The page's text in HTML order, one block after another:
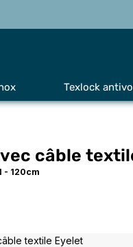
Texlock
câble
- 120cm